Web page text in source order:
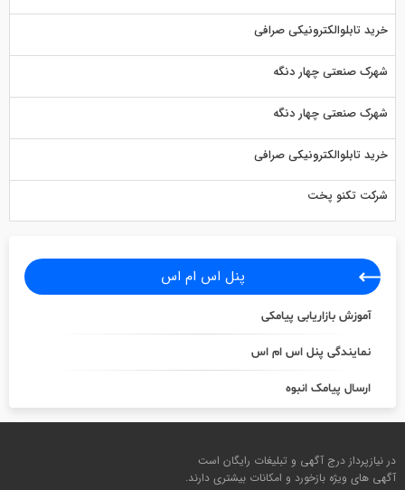
خرید تابلوالکترونیکی صرافی
شهرک صنعتی چهار دنگه
شهرک صنعتی چهار دنگه
خرید تابلوالکترونیکی صرافی
شرکت تکنو پخت
پنل اس ام اس
آموزش بازاریابی پیامکی
نمایندگی پنل اس ام اس
ارسال پیامک انبوه
در نیازپرداز درج آگهی و تبلیغات رایگان است
آگهی های ویژه بازخورد و امکانات بیشتری دارند.